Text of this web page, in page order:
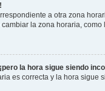
a otra zona
la zona horaria,
la hora sigue siendo
es correcta y la hora